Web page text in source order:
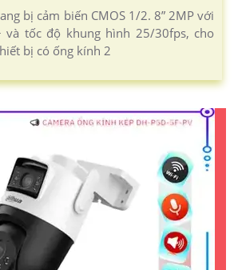
bị cảm biến CMOS 1/2. 8” 2MP với
và tốc độ khung hình 25/30fps, cho
bị có ống kính 2